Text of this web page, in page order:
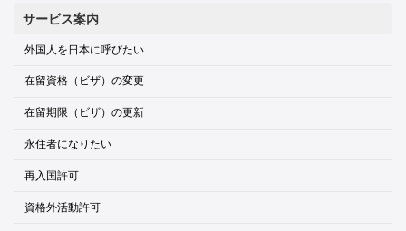
サービス案内
外国人を日本に呼びたい
在留資格（ビザ）の変更
在留期限（ビザ）の更新
永住者になりたい
再入国許可
資格外活動許可